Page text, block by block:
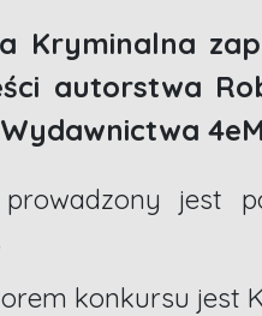
Kryminalna
autorstwa
jest
konkursu jest